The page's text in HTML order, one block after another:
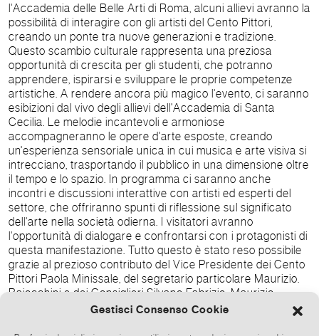
Gestisci Consenso Cookie
l'Accademia delle Belle Arti di Roma, alcuni allievi avranno la
possibilità di interagire con gli artisti del Cento Pittori,
creando un ponte tra nuove generazioni e tradizione.
Questo scambio culturale rappresenta una preziosa
opportunità di crescita per gli studenti, che potranno
apprendere, ispirarsi e sviluppare le proprie competenze
artistiche. A rendere ancora più magico l'evento, ci saranno
esibizioni dal vivo degli allievi dell'Accademia di Santa
Cecilia. Le melodie incantevoli e armoniose
accompagneranno le opere d'arte esposte, creando
un'esperienza sensoriale unica in cui musica e arte visiva si
intrecciano, trasportando il pubblico in una dimensione oltre
il tempo e lo spazio. In programma ci saranno anche
incontri e discussioni interattive con artisti ed esperti del
settore, che offriranno spunti di riflessione sul significato
dell'arte nella società odierna. I visitatori avranno
l'opportunità di dialogare e confrontarsi con i protagonisti di
questa manifestazione. Tutto questo è stato reso possibile
grazie al prezioso contributo del Vice Presidente dei Cento
Pittori Paola Minissale, del segretario particolare Maurizio.
Baiocchini e dei Consiglieri Silvano Fabrizio, Maurizio.
Baiocchini, Angelo Colazingari, Roberto Fantini, Pino